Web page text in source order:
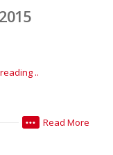
..
Read More
•••